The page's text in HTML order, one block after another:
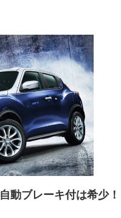
動ブレーキ付は希少！